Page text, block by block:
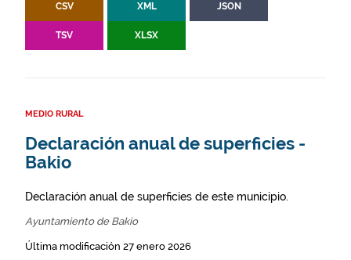
CSV XML JSON
TSV XLSX
MEDIO RURAL
Declaración anual de superficies -
Bakio
Declaración anual de superficies de este municipio.
Ayuntamiento de Bakio
Última modificación 27 enero 2026